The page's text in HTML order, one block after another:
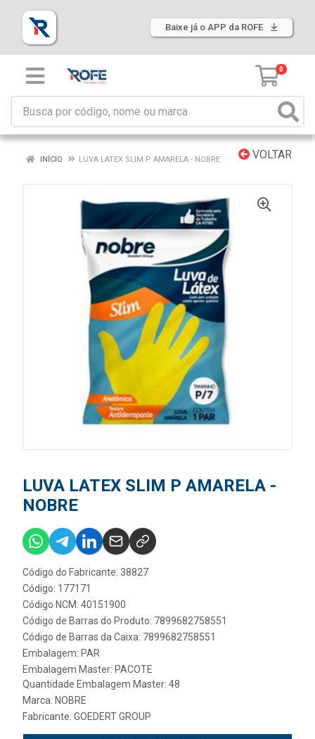
Baixe já o APP da ROFE
0
VOLTAR
INÍCIO LUVA LATEX SLIM P AMARELA - NOBRE
LUVA LATEX SLIM P AMARELA -
NOBRE
Código do Fabricante: 38827
Código: 177171
Código NCM: 40151900
Código de Barras do Produto: 7899682758551
Código de Barras da Caixa: 7899682758551
Embalagem: PAR
Embalagem Master: PACOTE
Quantidade Embalagem Master: 48
Marca: NOBRE
Fabricante: GOEDERT GROUP